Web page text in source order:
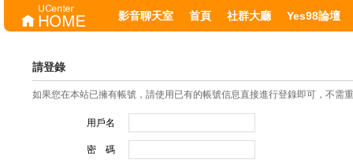
影音聊天室 首頁 社群大廳 Yes98論壇
請登錄
如果您在本站已擁有帳號，請使用已有的帳號信息直接進行登錄即可，不需
用戶名
密 碼